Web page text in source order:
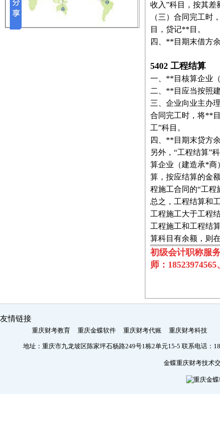
收入”科目，按其
（三）合同完工时
目，贷记**目。
四、**目期末借方
5402 工程结算
一、**目核算企业
二、**目应当按照
三、企业向业主办
合同完工时，将**
工”科目。
四、**目期末贷方
另外，“工程结算”
算企业（建造承*商
算，按应结算的金
程施工合同的“工程
总之，工程结算和
工程施工大于工程
工程施工和工程结
算科目有余额，则
初级会计职称服
师：18523974565
友情链接
重庆财考教育 重庆金蝶软件 重庆财考代账 重庆财考科技
地址：重庆市九龙坡区陈家坪石杨路249号1栋2单元15-5 联系电话：
金蝶重庆财考技术